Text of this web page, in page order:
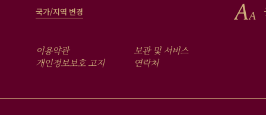
국가/지역 변경
FOOTER
MENU
이용약관
개인정보보호 고지 보관 및 서비스
연락처